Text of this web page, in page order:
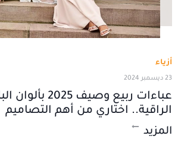
أزياء
23 ديسمبر 2024
عباءات ربيع وصيف
الراقية.. اختاري من أهم التصاميم
المزيد